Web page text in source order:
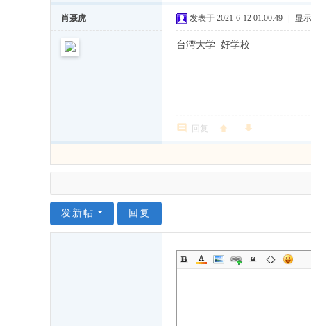
肖聂虎 发表于 2021-6-12 01:00:49 显
台湾大学 好学校
回复
发新帖 回复